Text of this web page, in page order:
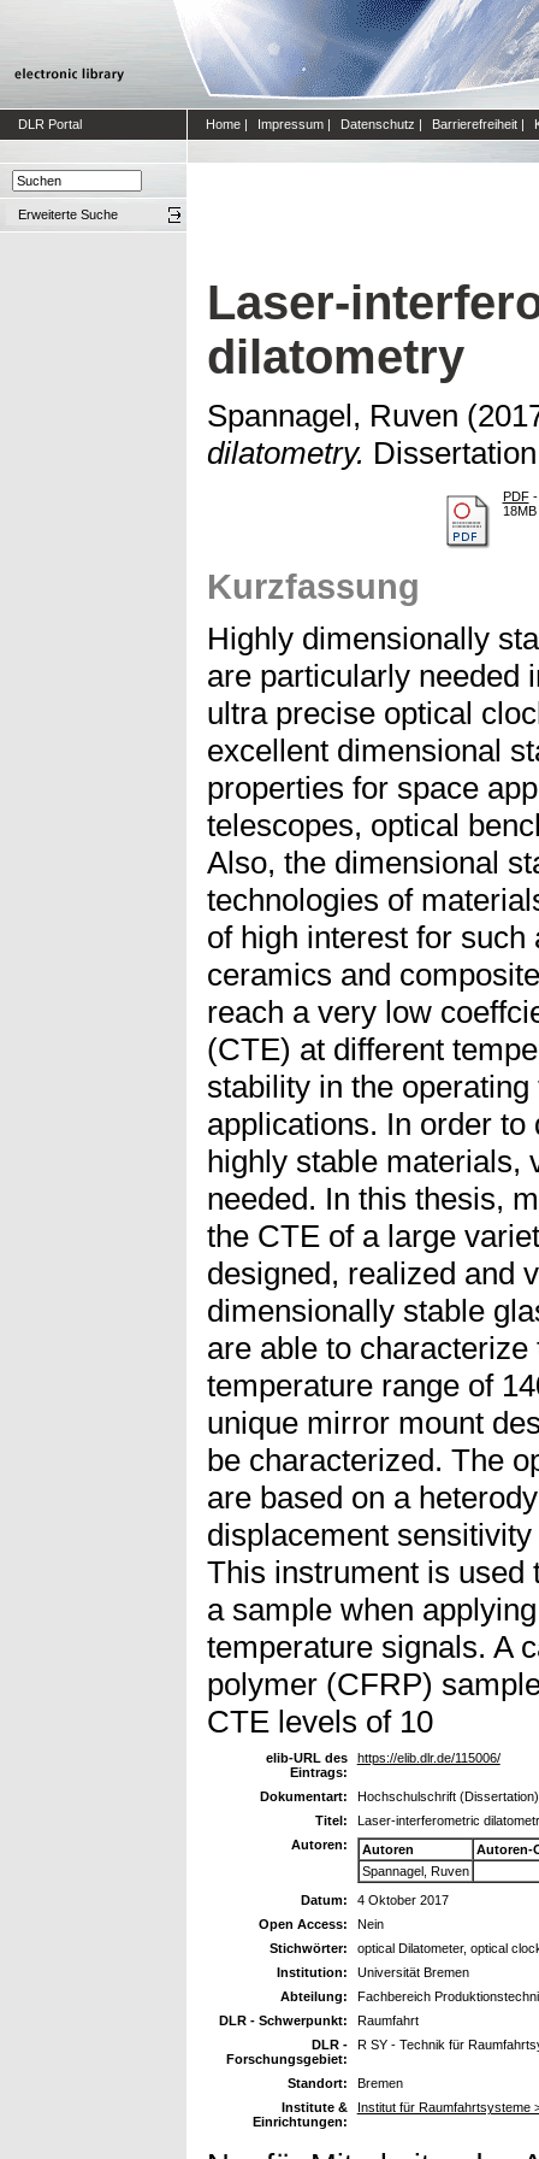
DLR Portal Home | Impressum | Datenschutz | Barrierefreiheit |
Erweiterte Suche
Laser-
dilatometry
Spannagel, Ruven
dilatometry.
PDF-
18MB
Kurzfassung
Highly dimensionally
are particularly needed
ultra precise optical
excellent dimensional
properties for space
telescopes, optical
Also, the dimensional
technologies of
of high interest for
ceramics and
reach a very low
(CTE) at different
stability in the
applications. In order
highly stable materials,
needed. In this thesis,
the CTE of a large
designed, realized and
dimensionally stable
are able to
temperature range of
unique mirror mount
be characterized. The
are based on a
displacement
This instrument is used
a sample when
temperature signals. A
polymer (CFRP)
CTE levels of 10
elib-URL des
Eintrags:
https://elib.dlr.de/115006/
Dokumentart:
Hochschulschrift (Dissertation)
Titel:
Laser-interferometric
Autoren:
Autoren
Autoren-
Spannagel, Ruven
Datum:
4 Oktober 2017
Open Access:
Nein
Stichwörter:
optical Dilatometer, optical
Institution:
Universität Bremen
Abteilung:
Fachbereich
DLR - Schwerpunkt:
Raumfahrt
DLR -
Forschungsgebiet:
R SY - Technik für
Standort:
Bremen
Institute &
Einrichtungen:
Institut für Raumfahrtsysteme